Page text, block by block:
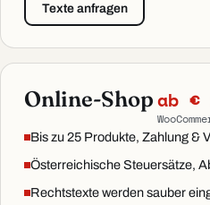
Texte anfragen
Online-Shopab €
Bis zu 25 Produkte, Zahlung &
Österreichische Steuersätze,
Rechtstexte werden sauber